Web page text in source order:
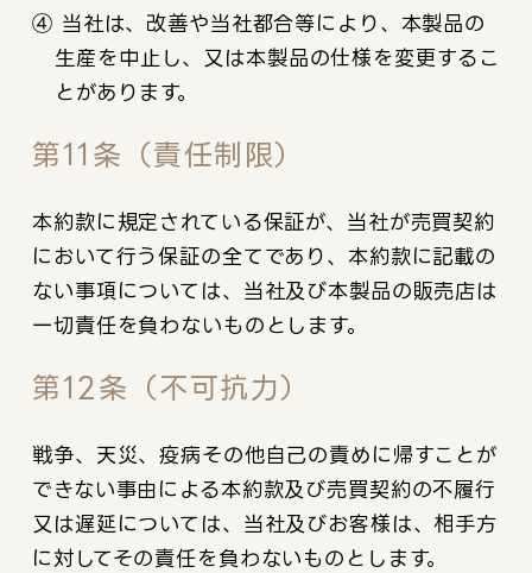
④ 当社は、改善や当社都合等により、本製品の
生産を中止し、又は本製品の仕様を変更するこ
とがあります。
第11条（責任制限）
本約款に規定されている保証が、当社が売買契約
において行う保証の全てであり、本約款に記載の
ない事項については、当社及び本製品の販売店は
一切責任を負わないものとします。
第12条（不可抗力）
戦争、天災、疫病その他自己の責めに帰すことが
できない事由による本約款及び売買契約の不履行
又は遅延については、当社及びお客様は、相手方
に対してその責任を負わないものとします。